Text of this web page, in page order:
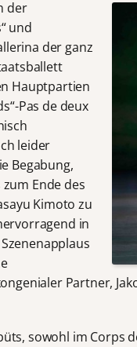
der
und
der ganz
Hauptpartien
Pas de deux
leider
Begabung,
Ende des
Kimoto zu
in
Partner,
sowohl im Corps